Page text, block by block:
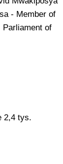
- Member of
Parliament of
2,4 tys.